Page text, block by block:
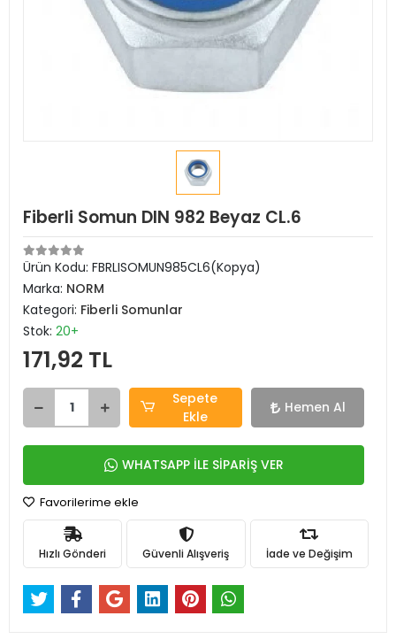
Fiberli Somun DIN 982 Beyaz CL.6
Ürün Kodu: FBRLISOMUN985CL6(Kopya)
Marka: NORM
Kategori: Fiberli Somunlar
Stok: 20+
171,92 TL
Sepete
Ekle
Hemen Al
WHATSAPP İLE SİPARİŞ VER
Favorilerime ekle
Hızlı Gönderi Güvenli Alışveriş İade ve Değişim